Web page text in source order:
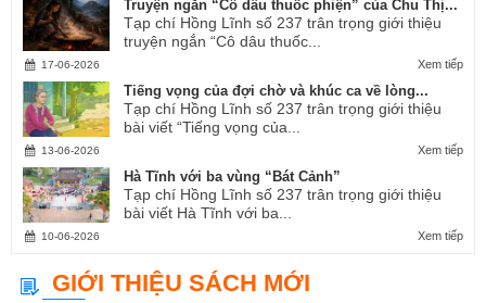
Truyện ngắn “Cô dâu thuốc phiện” của Chu Thị...
Tạp chí Hồng Lĩnh số 237 trân trọng giới thiệu
truyện ngắn “Cô dâu thuốc...
Xem tiếp
17-06-2026
Tiếng vọng của đợi chờ và khúc ca về lòng...
Tạp chí Hồng Lĩnh số 237 trân trọng giới thiệu
bài viết “Tiếng vọng của...
Xem tiếp
13-06-2026
Hà Tĩnh với ba vùng “Bát Cảnh”
Tạp chí Hồng Lĩnh số 237 trân trọng giới thiệu
bài viết Hà Tĩnh với ba...
Xem tiếp
10-06-2026
GIỚI THIỆU SÁCH MỚI